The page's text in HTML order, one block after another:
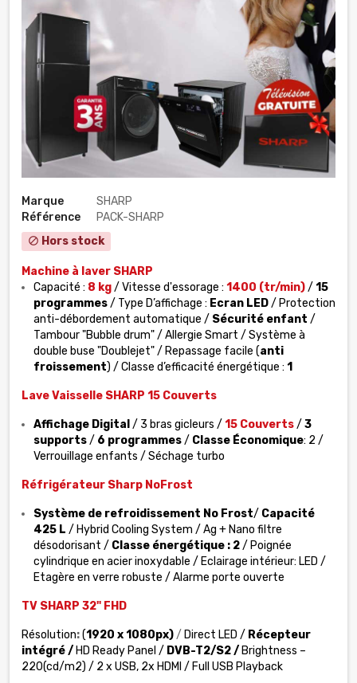
Marque
SHARP
Référence
PACK-SHARP
block Hors stock
Machine à laver SHARP
Capacité : 8 kg/ Vitesse d'essorage : 1400 (tr/min)/ 15
programmes/ Type D’affichage : Ecran LED/ Protection
anti-débordement automatique / Sécurité enfant /
Tambour "Bubble drum" / Allergie Smart / Système à
double buse "Doublejet" / Repassage facile (anti
froissement) / Classe d’efficacité énergétique : 1
Lave Vaisselle SHARP 15 Couverts
Affichage Digital / 3 bras gicleurs / 15 Couverts/ 3
supports/ 6 programmes/ Classe Économique: 2 /
Verrouillage enfants / Séchage turbo
Réfrigérateur Sharp NoFrost
Système de refroidissement No Frost/ Capacité
425 L / Hybrid Cooling System / Ag + Nano filtre
désodorisant / Classe énergétique : 2/ Poignée
cylindrique en acier inoxydable / Eclairage intérieur: LED /
Etagère en verre robuste / Alarme porte ouverte
TV SHARP 32" FHD
Résolution:(1920 x 1080px)/ Direct LED / Récepteur
intégré / HD Ready Panel / DVB-T2/S2 / Brightness –
220(cd/m2) / 2 x USB, 2x HDMI / Full USB Playback